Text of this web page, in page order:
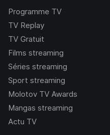
Programme TV
TV Replay
TV Gratuit
Films streaming
Séries streaming
Sport streaming
Molotov TV Awards
Mangas streaming
Actu TV